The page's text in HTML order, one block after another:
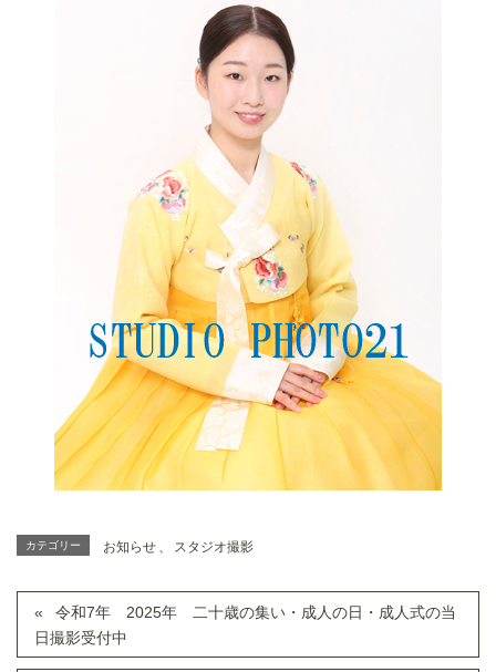
カテゴリー お知らせ 、 スタジオ撮影
令和7年 2025年 二十歳の集い・成人の日・成人式の当
日撮影受付中